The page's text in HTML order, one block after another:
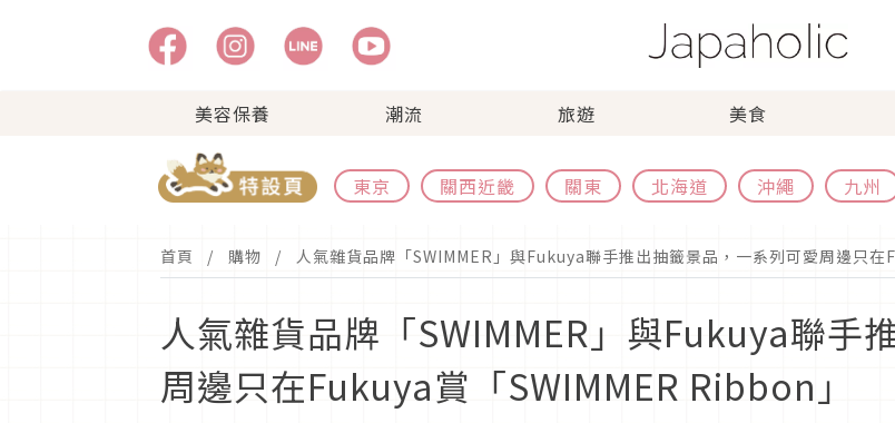
美容保養 潮流 旅遊 美食
東京 關西近畿 關東 北海道 沖繩 九州
首頁 購物 人氣雜貨品牌「SWIMMER」與Fukuya聯手推出抽籤景品，一系列可愛周邊只
人氣雜貨品牌「SWIMMER」與Fukuya聯手
周邊只在Fukuya賞「SWIMMER Ribbon」